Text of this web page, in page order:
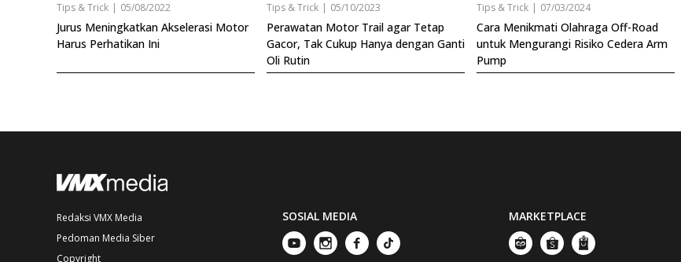
Tips & Trick | 05/08/2022
Jurus Meningkatkan Akselerasi Motor
Harus Perhatikan Ini
Tips & Trick | 05/10/2023
Perawatan Motor Trail agar Tetap
Gacor, Tak Cukup Hanya dengan Ganti
Oli Rutin
Tips & Trick | 07/03/2024
Cara Menikmati Olahraga Off-Road
untuk Mengurangi Risiko Cedera Arm
Pump
Redaksi VMX Media
Pedoman Media Siber
Copyright
SOSIAL MEDIA MARKETPLACE